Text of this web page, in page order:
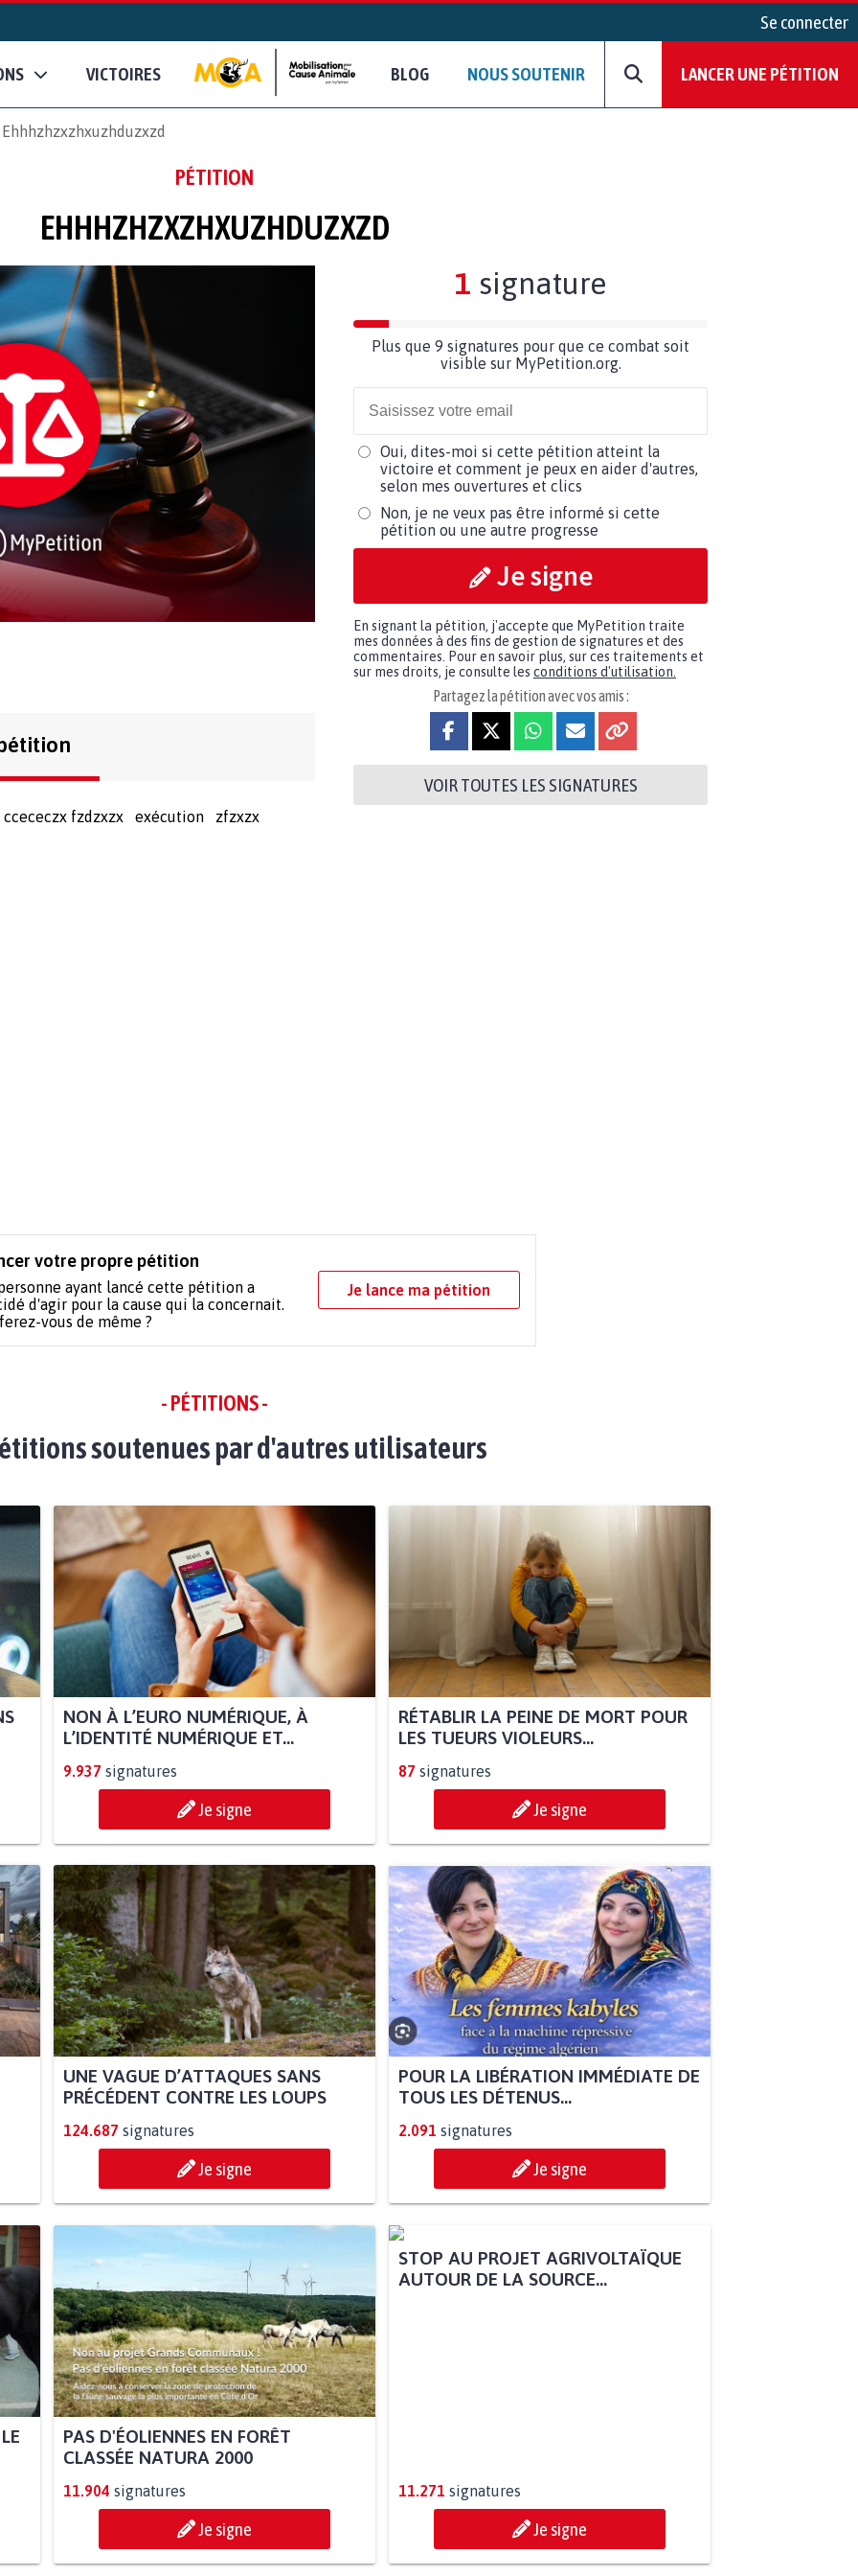
Se connecter
VICTOIRES BLOG NOUS SOUTENIR LANCER UNE PÉTITION
Ehhhzhzxzhxuzhduzxzd
PÉTITION
EHHHZHZXZHXUZHDUZXZD
ccececzx fzdzxzx exécution zfzxzx
1 signature
Plus que 9 signatures pour que ce combat soit
visible sur MyPetition.org.
Oui, dites-moi si cette pétition atteint la
victoire et comment je peux en aider d'autres,
selon mes ouvertures et clics
Non, je ne veux pas être informé si cette
pétition ou une autre progresse
Je signe
En signant la pétition, j'accepte que MyPetition traite
mes données à des fins de gestion de signatures et des
commentaires. Pour en savoir plus, sur ces traitements et
sur mes droits, je consulte les conditions d'utilisation.
Partagez la pétition avec vos amis :
VOIR TOUTES LES SIGNATURES
votre propre pétition
ayant lancé cette pétition a
d'agir pour la cause qui la concernait.
vous de même ?
Je lance ma pétition
- PÉTITIONS -
soutenues par d'autres utilisateurs
NON À L’EURO NUMÉRIQUE, À
L’IDENTITÉ NUMÉRIQUE ET...
9.937 signatures
Je signe
RÉTABLIR LA PEINE DE MORT POUR
LES TUEURS VIOLEURS...
87 signatures
Je signe
UNE VAGUE D’ATTAQUES SANS
PRÉCÉDENT CONTRE LES LOUPS
124.687 signatures
Je signe
POUR LA LIBÉRATION IMMÉDIATE DE
TOUS LES DÉTENUS...
2.091 signatures
Je signe
PAS D'ÉOLIENNES EN FORÊT
CLASSÉE NATURA 2000
11.904 signatures
Je signe
11.271 signatures
Je signe